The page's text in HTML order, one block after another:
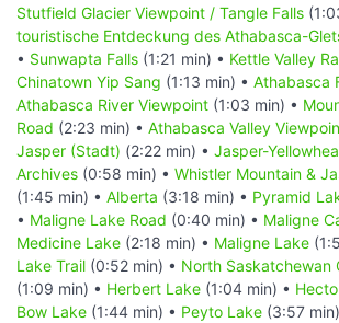
Stutfield Glacier Viewpoint / Tangle Falls
touristische Entdeckung des Athabasca-
• Sunwapta Falls (1:21 min) • Kettle Valley
Chinatown Yip Sang (1:13 min) • Athabasca
Athabasca River Viewpoint (1:03 min) •
Road (2:23 min) • Athabasca Valley
Jasper (Stadt) (2:22 min) • Jasper-
Archives (0:58 min) • Whistler Mountain &
(1:45 min) • Alberta (3:18 min) • Pyramid
• Maligne Lake Road (0:40 min) • Maligne
Medicine Lake (2:18 min) • Maligne Lake
Lake Trail (0:52 min) • North Saskatchewan
(1:09 min) • Herbert Lake (1:04 min) •
Bow Lake (1:44 min) • Peyto Lake (3:57